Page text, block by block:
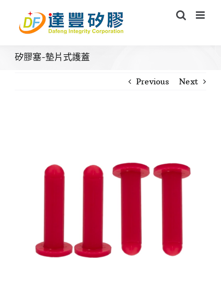
content
矽膠塞-墊片式護蓋
Previous Next